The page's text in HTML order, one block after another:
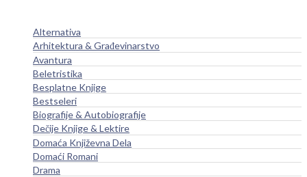
Alternativa
Arhitektura & Građevinarstvo
Avantura
Beletristika
Besplatne Knjige
Bestseleri
Biografije & Autobiografije
Dečije Knjige & Lektire
Domaća Književna Dela
Domaći Romani
Drama